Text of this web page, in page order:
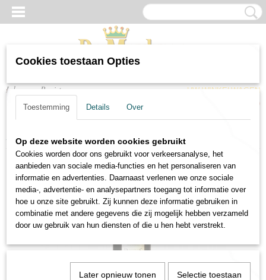
Inloggen Registreren
UW WINKELWAGEN
(0)
Home > > Rode wijnen Rode wijn Herdade Pegoes
Cookies toestaan Opties
Toestemming Details Over
Op deze website worden cookies gebruikt
Cookies worden door ons gebruikt voor verkeersanalyse, het
aanbieden van sociale media-functies en het personaliseren van
informatie en advertenties. Daarnaast verlenen we onze sociale
media-, advertentie- en analysepartners toegang tot informatie over
hoe u onze site gebruikt. Zij kunnen deze informatie gebruiken in
combinatie met andere gegevens die zij mogelijk hebben verzameld
door uw gebruik van hun diensten of die u hen hebt verstrekt.
Later opnieuw tonen Selectie toestaan